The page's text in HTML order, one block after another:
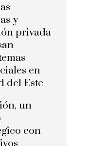
y
privada
en
del Este
un
con